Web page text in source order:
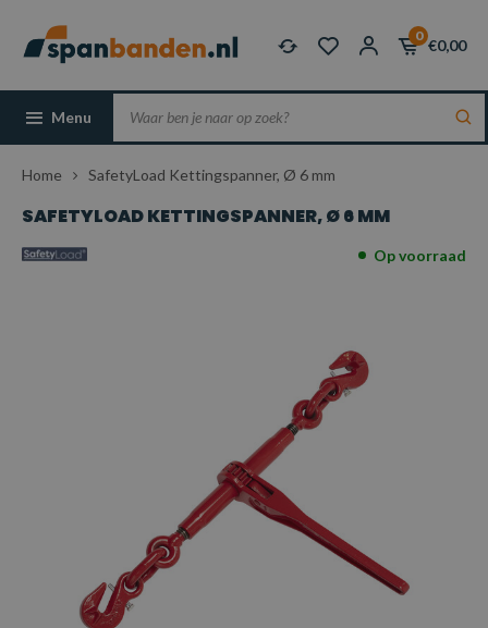
0
€0,00
Menu
Home SafetyLoad Kettingspanner, Ø 6 mm
SAFETYLOAD KETTINGSPANNER, Ø 6 MM
Op voorraad